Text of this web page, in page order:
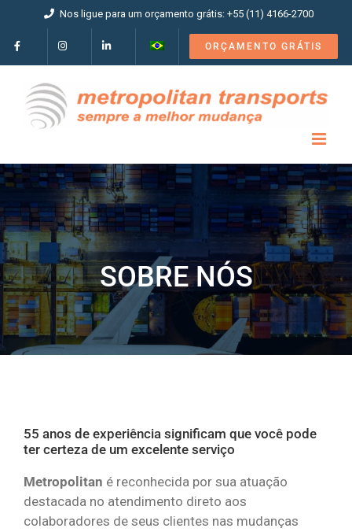
conteúdo
Nos ligue para um orçamento grátis: +55 (11) 4166-2700
ORÇAMENTO GRÁTIS
SOBRE NÓS
55 anos de experiência significam que você pode
ter certeza de um excelente serviço
Metropolitan é reconhecida por sua atuação
destacada no atendimento direto aos
colaboradores de seus clientes nas mudanças